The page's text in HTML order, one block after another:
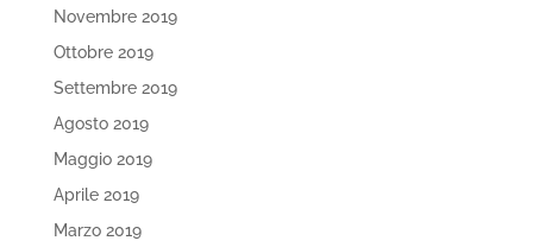
Novembre 2019
Ottobre 2019
Settembre 2019
Agosto 2019
Maggio 2019
Aprile 2019
Marzo 2019